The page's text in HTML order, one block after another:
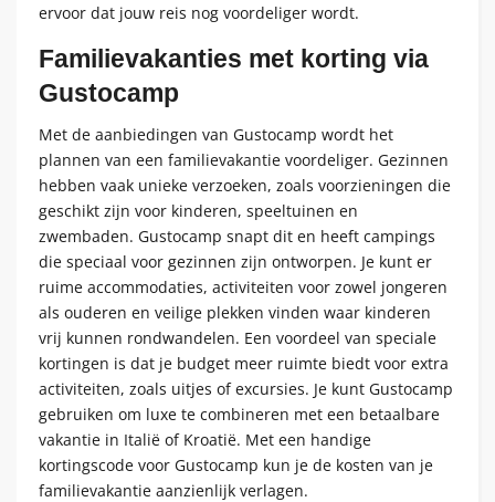
ervoor dat jouw reis nog voordeliger wordt.
Familievakanties met korting via
Gustocamp
Met de aanbiedingen van Gustocamp wordt het
plannen van een familievakantie voordeliger. Gezinnen
hebben vaak unieke verzoeken, zoals voorzieningen die
geschikt zijn voor kinderen, speeltuinen en
zwembaden. Gustocamp snapt dit en heeft campings
die speciaal voor gezinnen zijn ontworpen. Je kunt er
ruime accommodaties, activiteiten voor zowel jongeren
als ouderen en veilige plekken vinden waar kinderen
vrij kunnen rondwandelen. Een voordeel van speciale
kortingen is dat je budget meer ruimte biedt voor extra
activiteiten, zoals uitjes of excursies. Je kunt Gustocamp
gebruiken om luxe te combineren met een betaalbare
vakantie in Italië of Kroatië. Met een handige
kortingscode voor Gustocamp kun je de kosten van je
familievakantie aanzienlijk verlagen.